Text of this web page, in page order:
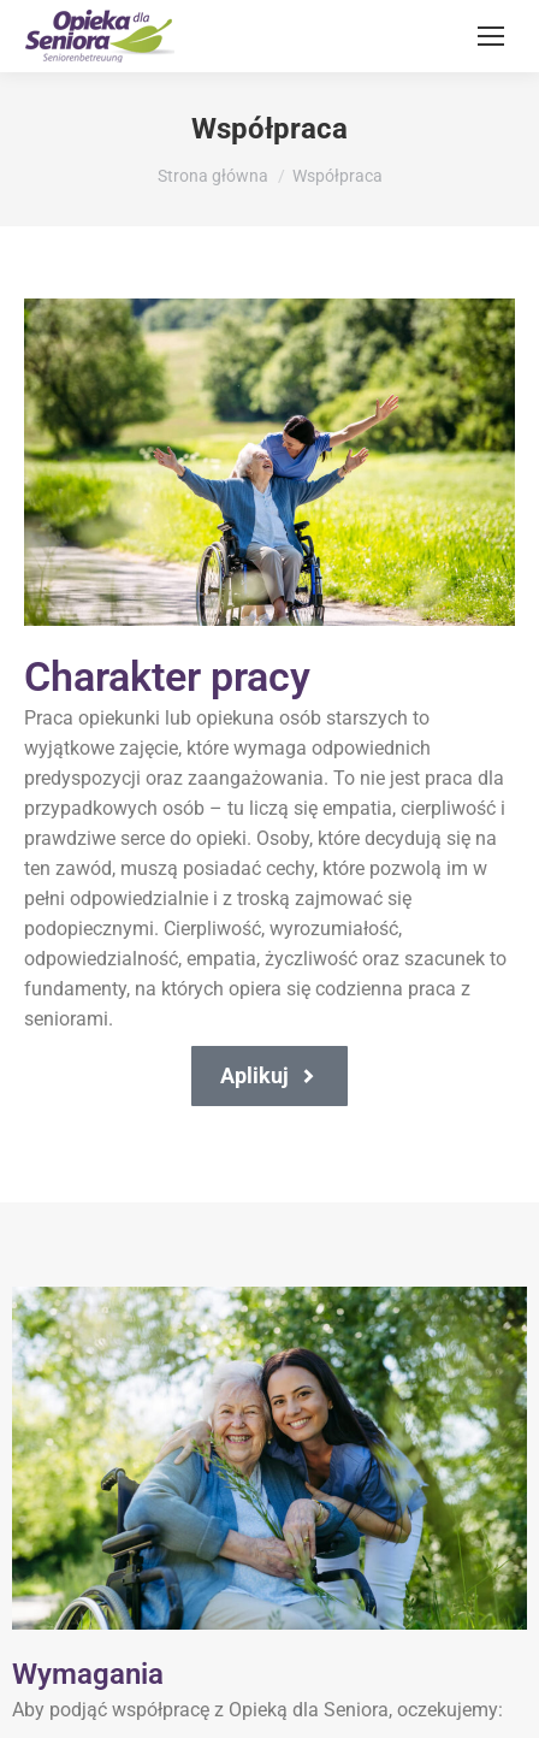
Współpraca
Jesteś tutaj:
Strona główna Współpraca
Charakter pracy
Praca opiekunki lub opiekuna osób starszych to
wyjątkowe zajęcie, które wymaga odpowiednich
predyspozycji oraz zaangażowania. To nie jest praca dla
przypadkowych osób – tu liczą się empatia, cierpliwość i
prawdziwe serce do opieki. Osoby, które decydują się na
ten zawód, muszą posiadać cechy, które pozwolą im w
pełni odpowiedzialnie i z troską zajmować się
podopiecznymi. Cierpliwość, wyrozumiałość,
odpowiedzialność, empatia, życzliwość oraz szacunek to
fundamenty, na których opiera się codzienna praca z
seniorami.
Aplikuj
Wymagania
Aby podjąć współpracę z Opieką dla Seniora, oczekujemy: